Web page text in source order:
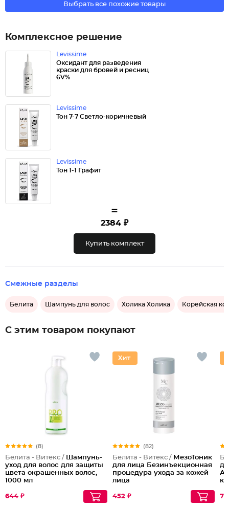
Выбрать все похожие товары
Комплексное решение
Levissime
Оксидант для разведения
краски для бровей и ресниц
6V%
Levissime
Тон 7-7 Светло-коричневый
Levissime
Тон 1-1 Графит
=
2384 ₽
Купить комплект
Смежные разделы
Белита Шампунь для волос Холика Холика Корейская
С этим товаром покупают
(8)
Белита - Витекс / Шампунь-
уход для волос для защиты
цвета окрашенных волос,
1000 мл
644 ₽
(82)
Белита - Витекс / МезоТоник
для лица Безинъекционная
процедура ухода за кожей
лица
452 ₽